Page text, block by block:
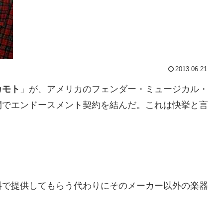
2013.06.21
ト 」が、アメリカのフェンダー・ミュージカル・
エンドースメント契約を結んだ。これは快挙と言
提供してもらう代わりにそのメーカー以外の楽器